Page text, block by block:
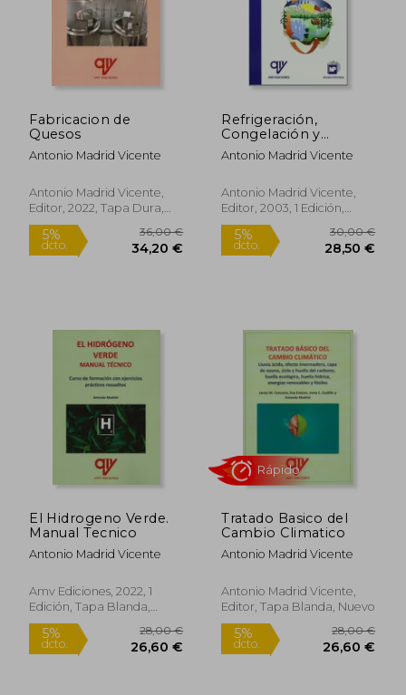
5%
dcto.
Fabricacion de
Quesos
Antonio Madrid Vicente
Antonio Madrid Vicente,
Editor, 2022, Tapa Dura,
Nuevo
Refrigeración,
Congelación y
Envasado de los
Alimentos
Antonio Madrid Vicente
Antonio Madrid Vicente,
Editor, 2003, 1 Edición,
Tapa Blanda, Nuevo
El Hidrogeno Verde.
Manual Tecnico
Antonio Madrid Vicente
Amv Ediciones, 2022, 1
Edición, Tapa Blanda,
Nuevo
Tratado Basico del
Cambio Climatico
Antonio Madrid Vicente
Antonio Madrid Vicente,
Editor, Tapa Blanda, Nuevo